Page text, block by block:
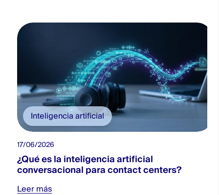
Inteligencia artificial
17/06/2026
¿Qué es la inteligencia artificial
conversacional para contact centers?
Leer más